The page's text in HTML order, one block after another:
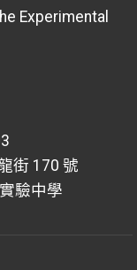
Experimental
街 170 號
驗中學